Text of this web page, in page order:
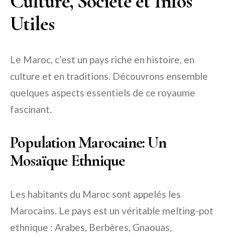
Utiles
Le Maroc, c’est un pays riche en histoire, en
culture et en traditions. Découvrons ensemble
quelques aspects essentiels de ce royaume
fascinant.
Population Marocaine: Un
Mosaïque Ethnique
Les habitants du Maroc sont appelés les
Marocains. Le pays est un véritable melting-pot
ethnique : Arabes, Berbères, Gnaouas,